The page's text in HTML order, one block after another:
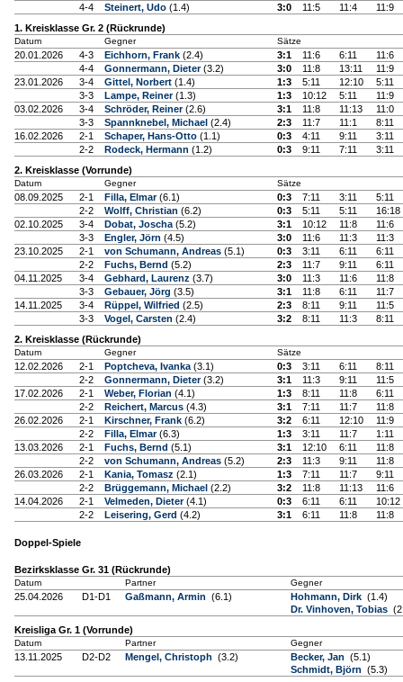
4-4
Steinert, Udo (1.4) 3:0 11:5 11:4
11:9
1. Kreisklasse Gr. 2 (Rückrunde)
Datum Gegner Sätze
20.01.2026 4-3 Eichhorn, Frank (2.4) 3:1 11:6 6:11
11:6
4-4
Gonnermann, Dieter(3.2) 3:0 11:8 13:11
11:9
23.01.2026
3-4 Gittel, Norbert (1.4) 1:3 5:11 12:10
5:11
3-3
Lampe, Reiner(1.3) 1:3 10:12 5:11
11:9
03.02.2026
3-4 Schröder, Reiner(2.6) 3:1 11:8 11:13
11:0
3-3
Spannknebel, Michael (2.4) 2:3 11:7 11:1
8:11
16.02.2026
2-1 Schaper, Hans-Otto (1.1) 0:3 4:11 9:11
3:11
2-2
Rodeck, Hermann (1.2) 0:3 9:11 7:11
3:11
2. Kreisklasse (Vorrunde)
Datum Gegner Sätze
08.09.2025 2-1 Filla, Elmar(6.1) 0:3 7:11 3:11
5:11
2-2
Wolff, Christian (6.2) 0:3 5:11 5:11
16:18
02.10.2025
3-4 Dobat, Joscha (5.2) 3:1 10:12 11:8
11:6
3-3
Engler, Jörn (4.5) 3:0 11:6 11:3
11:3
23.10.2025
2-1 von Schumann, Andreas (5.1) 0:3 3:11 6:11
6:11
2-2
Fuchs, Bernd (5.2) 2:3 11:7 9:11
6:11
04.11.2025
3-4 Gebhard, Laurenz (3.7) 3:0 11:3 11:6
11:8
3-3
Gebauer, Jörg (3.5) 3:1 11:8 6:11
11:7
14.11.2025
3-4 Rüppel, Wilfried (2.5) 2:3 8:11 9:11
11:5
3-3
Vogel, Carsten (2.4) 3:2 8:11 11:3
8:11
2. Kreisklasse (Rückrunde)
Datum Gegner Sätze
12.02.2026 2-1 Poptcheva, Ivanka (3.1) 0:3 3:11 6:11
8:11
2-2
Gonnermann, Dieter(3.2) 3:1 11:3 9:11
11:5
17.02.2026
2-1 Weber, Florian (4.1) 1:3 8:11 11:8
6:11
2-2
Reichert, Marcus (4.3) 3:1 7:11 11:7
11:8
26.02.2026
2-1 Kirschner, Frank (6.2) 3:2 6:11 12:10
11:9
2-2
Filla, Elmar(6.3) 1:3 3:11 11:7
1:11
13.03.2026
2-1 Fuchs, Bernd (5.1) 3:1 12:10 6:11
11:8
2-2
von Schumann, Andreas (5.2) 2:3 11:3 9:11
11:8
26.03.2026
2-1 Kania, Tomasz (2.1) 1:3 7:11 11:7
9:11
2-2
Brüggemann, Michael (2.2) 3:2 11:8 11:13
11:6
14.04.2026
2-1 Velmeden, Dieter(4.1) 0:3 6:11 6:11
10:12
2-2
Leisering, Gerd (4.2) 3:1 6:11 11:8 11:8
Doppel-Spiele
Bezirksklasse Gr. 31 (Rückrunde)
Datum Partner Gegner
25.04.2026 D1-D1 Gaßmann, Armin (6.1) Hohmann, Dirk (1.4)
Dr. Vinhoven, Tobias
Kreisliga Gr. 1 (Vorrunde)
Datum Partner Gegner
13.11.2025 D2-D2 Mengel, Christoph (3.2) Becker, Jan (5.1)
Schmidt, Björn (5.3)